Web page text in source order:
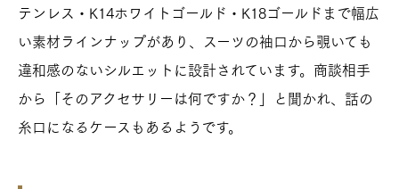
テンレス・K14ホワイトゴールド・K18ゴールドまで幅広
い素材ラインナップがあり、スーツの袖口から覗いても
違和感のないシルエットに設計されています。商談相手
から「そのアクセサリーは何ですか？」と聞かれ、話の
糸口になるケースもあるようです。